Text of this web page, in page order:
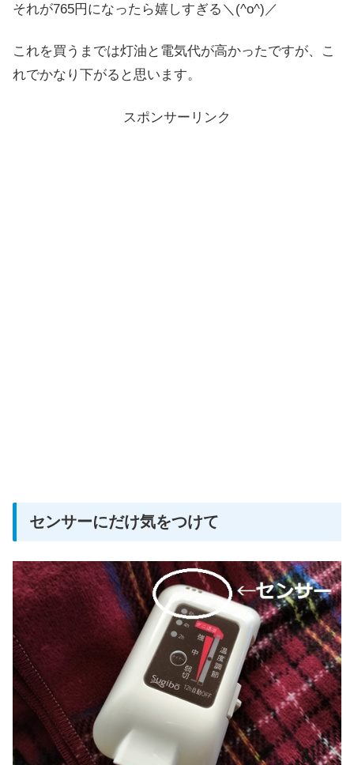
それが765円になったら嬉しすぎる＼(^o^)／
これを買うまでは灯油と電気代が高かったですが、こ
れでかなり下がると思います。
スポンサーリンク
センサーにだけ気をつけて